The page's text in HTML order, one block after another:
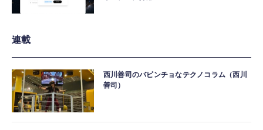
連載
西川善司のバビンチョなテクノコラム（西川
善司）